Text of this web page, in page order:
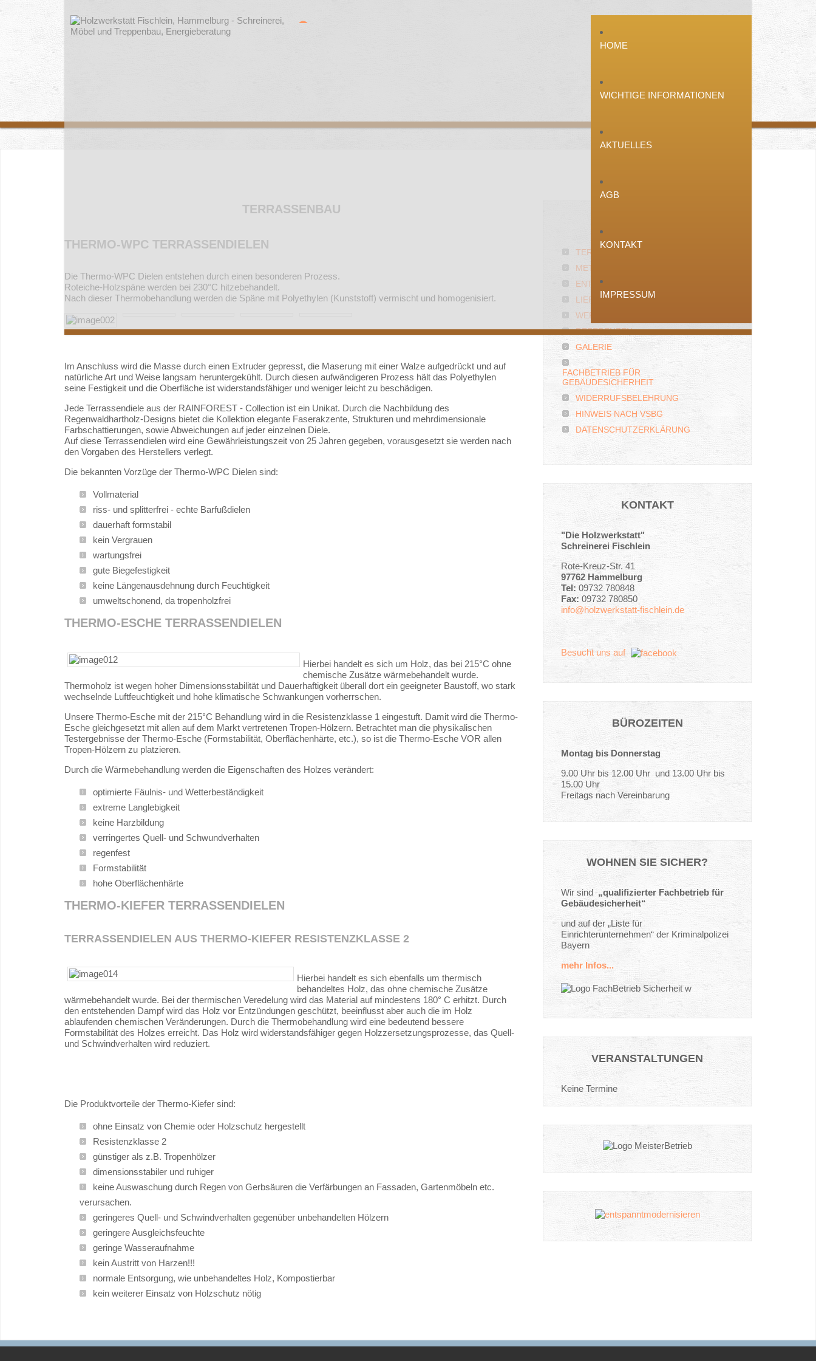
HOME
WICHTIGE INFORMATIONEN
AKTUELLES
AGB
KONTAKT
IMPRESSUM
TERRASSENBAU
THERMO-WPC TERRASSENDIELEN
Die Thermo-WPC Dielen entstehen durch einen besonderen Prozess.
Roteiche-Holzspäne werden bei 230°C hitzebehandelt.
Nach dieser Thermobehandlung werden die Späne mit Polyethylen (Kunststoff) vermischt und homogenisiert.
Im Anschluss wird die Masse durch einen Extruder gepresst, die Maserung mit einer Walze aufgedrückt und auf
natürliche Art und Weise langsam heruntergekühlt. Durch diesen aufwändigeren Prozess hält das Polyethylen
seine Festigkeit und die Oberfläche ist widerstandsfähiger und weniger leicht zu beschädigen.
Jede Terrassendiele aus der RAINFOREST - Collection ist ein Unikat. Durch die Nachbildung des
Regenwaldhartholz-Designs bietet die Kollektion elegante Faserakzente, Strukturen und mehrdimensionale
Farbschattierungen, sowie Abweichungen auf jeder einzelnen Diele.
Auf diese Terrassendielen wird eine Gewährleistungszeit von 25 Jahren gegeben, vorausgesetzt sie werden nach
den Vorgaben des Herstellers verlegt.
Die bekannten Vorzüge der Thermo-WPC Dielen sind:
Vollmaterial
riss- und splitterfrei - echte Barfußdielen
dauerhaft formstabil
kein Vergrauen
wartungsfrei
gute Biegefestigkeit
keine Längenausdehnung durch Feuchtigkeit
umweltschonend, da tropenholzfrei
THERMO-ESCHE TERRASSENDIELEN
Hierbei handelt es sich um Holz, das bei 215°C ohne
chemische Zusätze wärmebehandelt wurde.
Thermoholz ist wegen hoher Dimensionsstabilität und Dauerhaftigkeit überall dort ein geeigneter Baustoff, wo stark
wechselnde Luftfeuchtigkeit und hohe klimatische Schwankungen vorherrschen.
Unsere Thermo-Esche mit der 215°C Behandlung wird in die Resistenzklasse 1 eingestuft. Damit wird die Thermo-
Esche gleichgesetzt mit allen auf dem Markt vertretenen Tropen-Hölzern. Betrachtet man die physikalischen
Testergebnisse der Thermo-Esche (Formstabilität, Oberflächenhärte, etc.), so ist die Thermo-Esche VOR allen
Tropen-Hölzern zu platzieren.
Durch die Wärmebehandlung werden die Eigenschaften des Holzes verändert:
optimierte Fäulnis- und Wetterbeständigkeit
extreme Langlebigkeit
keine Harzbildung
verringertes Quell- und Schwundverhalten
regenfest
Formstabilität
hohe Oberflächenhärte
THERMO-KIEFER TERRASSENDIELEN
TERRASSENDIELEN AUS THERMO-KIEFER RESISTENZKLASSE 2
Hierbei handelt es sich ebenfalls um thermisch
behandeltes Holz, das ohne chemische Zusätze
wärmebehandelt wurde. Bei der thermischen Veredelung wird das Material auf mindestens 180° C erhitzt. Durch
den entstehenden Dampf wird das Holz vor Entzündungen geschützt, beeinflusst aber auch die im Holz
ablaufenden chemischen Veränderungen. Durch die Thermobehandlung wird eine bedeutend bessere
Formstabilität des Holzes erreicht. Das Holz wird widerstandsfähiger gegen Holzzersetzungsprozesse, das Quell-
und Schwindverhalten wird reduziert.
Die Produktvorteile der Thermo-Kiefer sind:
ohne Einsatz von Chemie oder Holzschutz hergestellt
Resistenzklasse 2
günstiger als z.B. Tropenhölzer
dimensionsstabiler und ruhiger
keine Auswaschung durch Regen von Gerbsäuren die Verfärbungen an Fassaden, Gartenmöbeln etc.
verursachen.
geringeres Quell- und Schwindverhalten gegenüber unbehandelten Hölzern
geringere Ausgleichsfeuchte
geringe Wasseraufnahme
kein Austritt von Harzen!!!
normale Entsorgung, wie unbehandeltes Holz, Kompostierbar
kein weiterer Einsatz von Holzschutz nötig
TERRASSENBAU
METALLFREIE BETTEN
ENTSPANNT MODERNISIEREN
LIEFERANTEN
WERKSTOFFE
REFERENZEN
GALERIE
FACHBETRIEB FÜR
GEBÄUDESICHERHEIT
WIDERRUFSBELEHRUNG
HINWEIS NACH VSBG
DATENSCHUTZERKLÄRUNG
KONTAKT
"Die Holzwerkstatt"
Schreinerei Fischlein
Rote-Kreuz-Str. 41
97762 Hammelburg
Tel: 09732 780848
Fax: 09732 780850
info@holzwerkstatt-fischlein.de
Besucht uns auf
BÜROZEITEN
Montag bis Donnerstag
9.00 Uhr bis 12.00 Uhr und 13.00 Uhr bis
15.00 Uhr
Freitags nach Vereinbarung
WOHNEN SIE SICHER?
Wir sind„qualifizierter Fachbetrieb für
Gebäudesicherheit“
und auf der „Liste für
Einrichterunternehmen“ der Kriminalpolizei
Bayern
mehr Infos...
VERANSTALTUNGEN
Keine Termine